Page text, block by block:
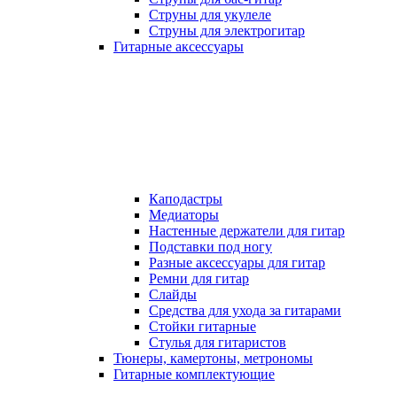
Струны для укулеле
Струны для электрогитар
Гитарные аксессуары
Каподастры
Медиаторы
Настенные держатели для гитар
Подставки под ногу
Разные аксессуары для гитар
Ремни для гитар
Слайды
Средства для ухода за гитарами
Стойки гитарные
Стулья для гитаристов
Тюнеры, камертоны, метрономы
Гитарные комплектующие